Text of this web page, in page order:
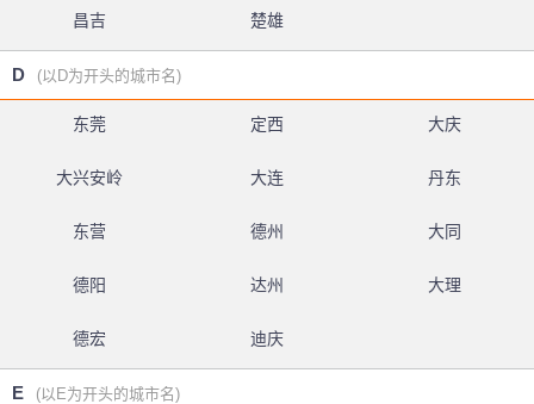
昌吉 楚雄
D (以D为开头的城市名)
东莞 定西 大庆
大兴安岭 大连 丹东
东营 德州 大同
德阳 达州 大理
德宏 迪庆
E (以E为开头的城市名)